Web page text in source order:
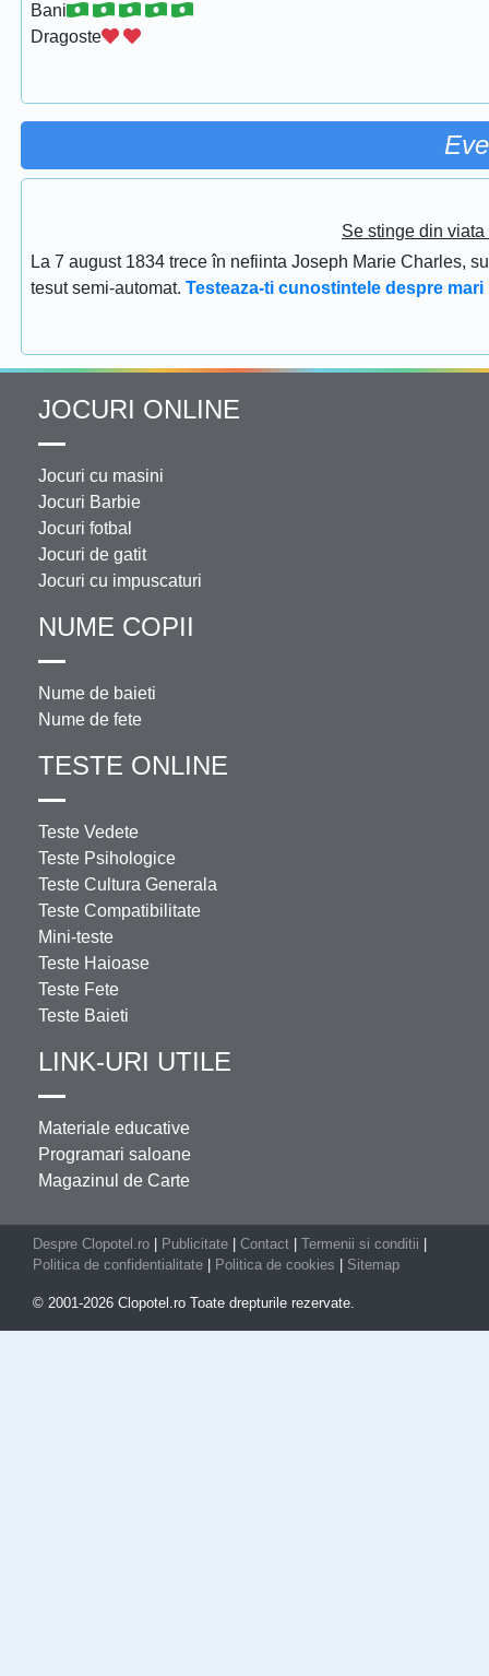
Bani
Dragoste
Se stinge din
La 7 august 1834 trece în nefiinta Joseph Marie Charles,
tesut semi-automat. Testeaza-ti cunostintele despre
JOCURI ONLINE
Jocuri cu masini
Jocuri Barbie
Jocuri fotbal
Jocuri de gatit
Jocuri cu impuscaturi
NUME COPII
Nume de baieti
Nume de fete
TESTE ONLINE
Teste Vedete
Teste Psihologice
Teste Cultura Generala
Teste Compatibilitate
Mini-teste
Teste Haioase
Teste Fete
Teste Baieti
LINK-URI UTILE
Materiale educative
Programari saloane
Magazinul de Carte
Despre Clopotel.ro Publicitate Contact Termenii si conditii
Politica de confidentialitate
Politica de cookies Sitemap
© 2001-2026 Clopotel.ro Toate drepturile rezervate.